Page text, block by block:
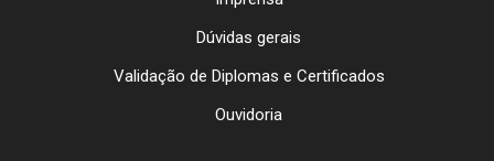
Dúvidas gerais
Validação de Diplomas e Certificados
Ouvidoria